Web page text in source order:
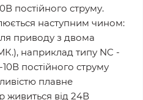
постійного струму.
наступним чином:
приводу з двома
наприклад типу NC -
постійного струму
плавне
живиться від 24В